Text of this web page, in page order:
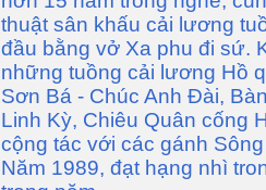
thuật sân khấu cải lương
đầu bằng vở Xa phu đi sứ.
những tuồng cải lương Hồ
Sơn Bá - Chúc Anh Đài,
Linh Kỳ, Chiêu Quân cống
cộng tác với các gánh
Năm 1989, đạt hạng nhì